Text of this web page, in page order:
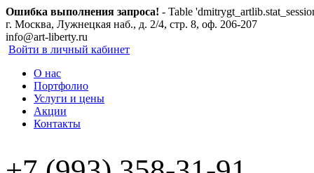
Ошибка выполнения запроса! - Table
г. Москва, Лужнецкая наб., д. 2/4, стр. 8, оф. 206-207
info@art-liberty.ru
Войти в личный кабинет
О нас
Портфолио
Услуги и цены
Акции
Контакты